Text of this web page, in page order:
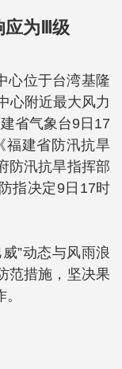
应为Ⅲ级
心位于台湾基隆
心附近最大风力
省气象台9日17
福建省防汛抗旱
防汛抗旱指挥部
指决定9日17时
”动态与风雨浪
范措施，坚决果